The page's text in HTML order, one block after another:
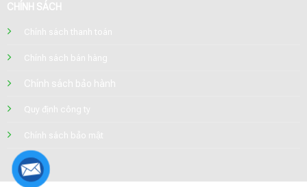
CHÍNH SÁCH
Chính sách thanh toán
Chính sách bán hàng
Chính sách bảo hành
Quy định công ty
Chính sách bảo mật